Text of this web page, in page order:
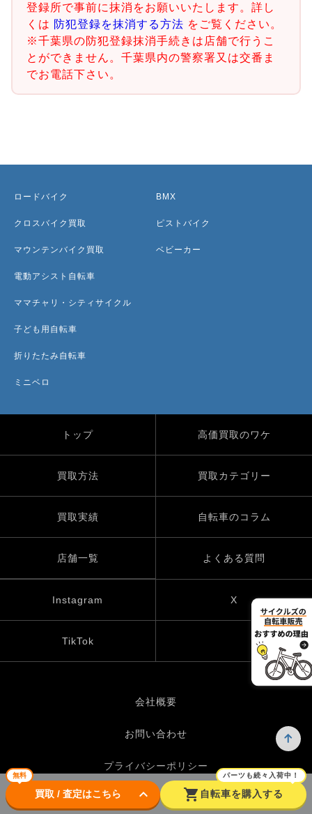
登録所で事前に抹消をお願いいたします。詳し
くは 防犯登録を抹消する方法 をご覧ください。
※千葉県の防犯登録抹消手続きは店舗で行うこ
とができません。千葉県内の警察署又は交番ま
でお電話下さい。
無料
買取 / 査定はこちら keyboard_arrow_down shopping_cart
パーツも続々入荷中！
自転車を購入する
ロードバイク
クロスバイク買取
マウンテンバイク買取
電動アシスト自転車
ママチャリ・シティサイクル
子ども用自転車
折りたたみ自転車
ミニベロ
BMX
ピストバイク
ベビーカー
トップ 高価買取のワケ
買取方法 買取カテゴリー
買取実績 自転車のコラム
店舗一覧 よくある質問
Instagram X
TikTok
会社概要
お問い合わせ
プライバシーポリシー